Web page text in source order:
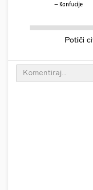
– Konfucije
Potiči